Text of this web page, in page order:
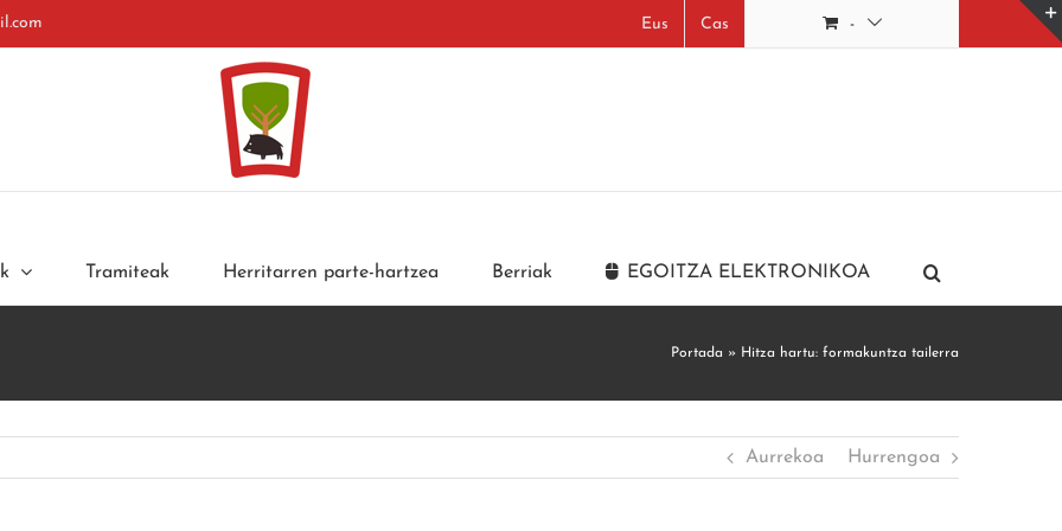
Eus Cas -
Tramiteak Herritarren parte-hartzea Berriak EGOITZA ELEKTRONIKOA
Portada » Hitza hartu: formakuntza tailerra
Aurrekoa Hurrengoa